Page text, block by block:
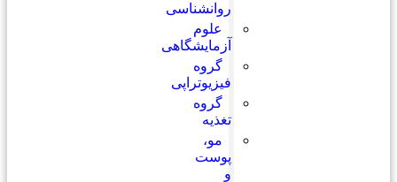
روانشناسی
علوم
آزمایشگاهی
گروه
فیزیوتراپی
گروه
تغذیه
مو،
پوست
و